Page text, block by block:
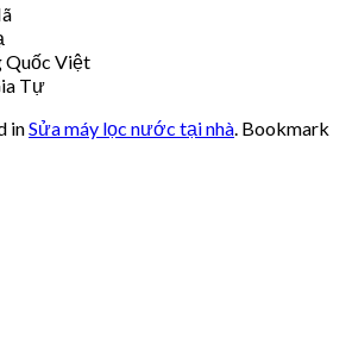
Quốc Việt
Tự
inSửa máy lọc nước tại nhà. Bookmark